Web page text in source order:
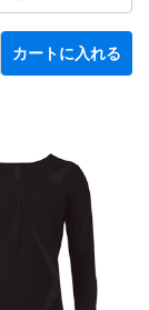
カートに入れる